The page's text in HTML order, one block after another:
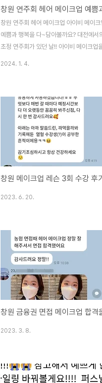
창원 연주회 헤어 메이크업 아이비 메이크
예쁨과 행복을 다~담아볼까요? 대전에서
초정 연주회가 있던 날!! 아이비 메이크업
바로 보내주시고 아이비 메이크업이 너무 감
사해요. 가야금 전공에 이어 비올라까지 대
하셔요~ 한복을 입어도 예뻐지만 드레스에
비올라도 찰떡이죠!! "당신의 오아시스" 창
연주회 헤어 메이크업 아이비 메이크업 창원
롯데 백화점 걸어서 2분거리 창원 상남도
보문고 1층 위치
2024. 1. 4.
2023. 6. 20.
2023. 3. 8.